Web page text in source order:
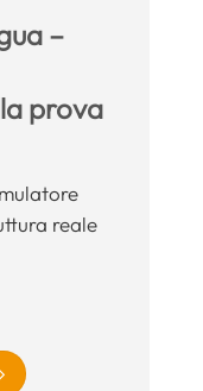
–
prova
reale